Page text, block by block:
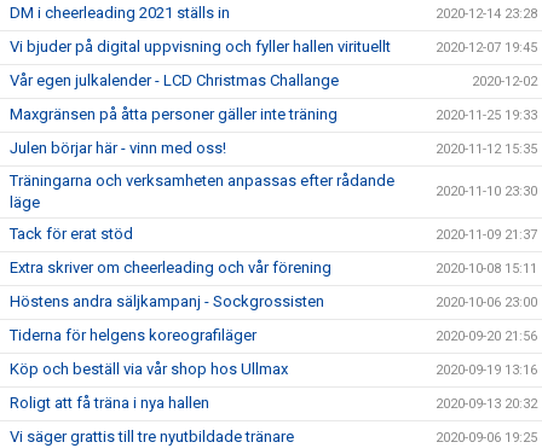
DM i cheerleading 2021 ställs in 2020-12-14 23:28
Vi bjuder på digital uppvisning och fyller hallen virituellt 2020-12-07 19:45
Vår egen julkalender - LCD Christmas Challange 2020-12-02
Maxgränsen på åtta personer gäller inte träning 2020-11-25 19:33
Julen börjar här - vinn med oss! 2020-11-12 15:35
Träningarna och verksamheten anpassas efter rådande
läge
2020-11-10 23:30
Tack för erat stöd 2020-11-09 21:37
Extra skriver om cheerleading och vår förening 2020-10-08 15:11
Höstens andra säljkampanj - Sockgrossisten 2020-10-06 23:00
Tiderna för helgens koreografiläger 2020-09-20 21:56
Köp och beställ via vår shop hos Ullmax 2020-09-19 13:16
Roligt att få träna i nya hallen 2020-09-13 20:32
Vi säger grattis till tre nyutbildade tränare 2020-09-06 19:25